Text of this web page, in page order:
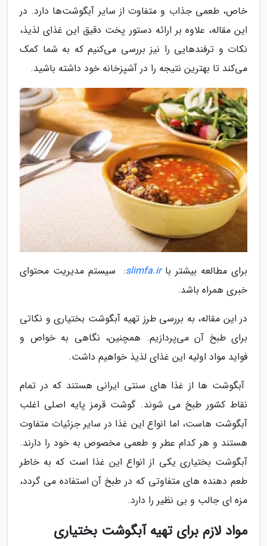
خاص، طعمی جذاب و متفاوت از سایر آبگوشت‌ها دارد. در
این مقاله، علاوه بر ارائه دستور پخت دقیق این غذای لذیذ،
نکات و ترفندهایی را نیز بررسی می‌کنیم که به شما کمک
می‌کند تا بهترین نتیجه را در آشپزخانه خود داشته باشید.
برای مطالعه بیشتر باslimfa.ir: سیستم مدیریت محتوای
خبری همراه باشد.
در این مقاله، به بررسی طرز تهیه آبگوشت بختیاری و نکاتی
برای طبخ آن می‌پردازیم. همچنین، نگاهی به خواص و
فواید مواد اولیه این غذای لذیذ خواهیم داشت.
آبگوشت ها از غذا های سنتی ایرانی هستند که در تمام
نقاط کشور طبخ می شوند. گوشت قرمز پایه اصلی اغلب
آبگوشت هاست، اما انواع این غذا در سایر جزئیات متفاوت
هستند و هر کدام عطر و طعمی مخصوص به خود را دارند.
آبگوشت بختیاری یکی از انواع این غذا است که به خاطر
طعم دهنده های متفاوتی که در طبخ آن استفاده می گردد،
مزه ای جالب و بی نظیر را دارد.
مواد لازم برای تهیه آبگوشت بختیاری